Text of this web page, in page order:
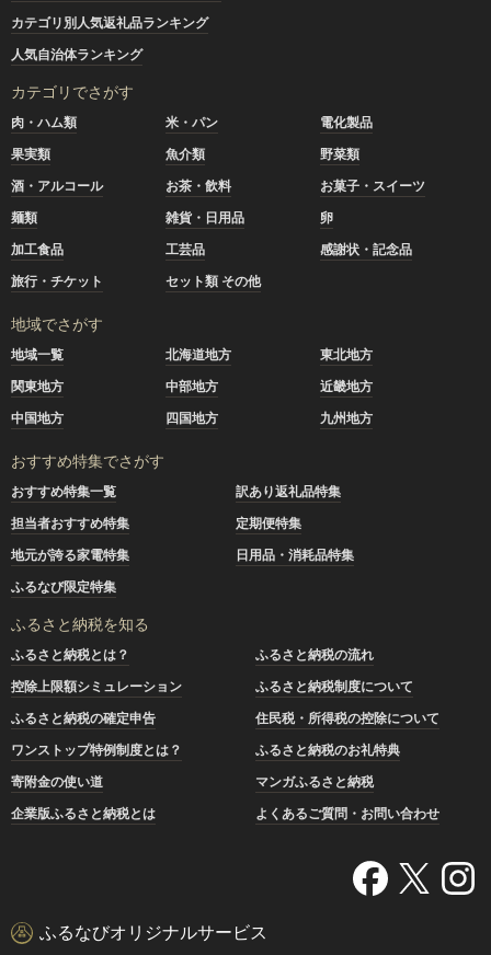
カテゴリ別人気返礼品ランキング
人気自治体ランキング
カテゴリでさがす
肉・ハム類 米・パン
電化製品
果実類
魚介類
野菜類
酒・アルコール
お茶・飲料
お菓子・スイーツ
麺類
雑貨・日用品
卵
加工食品
工芸品
感謝状・記念品
旅行・チケット
セット類 その他
地域でさがす
地域一覧 北海道地方
東北地方
関東地方
中部地方
近畿地方
中国地方
四国地方 九州地方
おすすめ特集でさがす
おすすめ特集一覧
訳あり返礼品特集
担当者おすすめ特集
定期便特集
地元が誇る家電特集
日用品・消耗品特集
ふるなび限定特集
ふるさと納税を知る
ふるさと納税とは？
ふるさと納税の流れ
控除上限額シミュレーション
ふるさと納税制度について
ふるさと納税の確定申告
住民税・所得税の控除について
ワンストップ特例制度とは？
ふるさと納税のお礼特典
寄附金の使い道
マンガふるさと納税
企業版ふるさと納税とは
よくあるご質問・お問い合わせ
ふるなびオリジナルサービス